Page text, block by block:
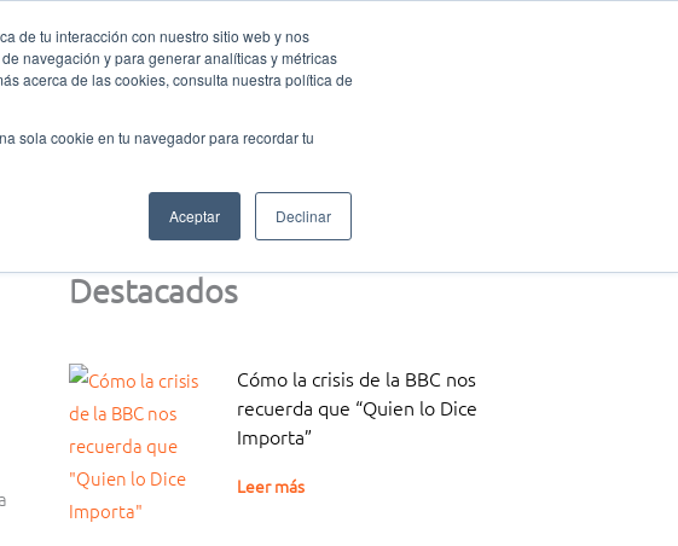
de tu interacción con nuestro sitio web y nos
navegación y para generar analíticas y métricas
acerca de las cookies, consulta nuestra política de
sola cookie en tu navegador para recordar tu
Aceptar Declinar
Oratoria Eventos Activa-t Blog
Destacados
Cómo la crisis de la BBC nos
recuerda que “Quien lo Dice
Importa”
Leer más